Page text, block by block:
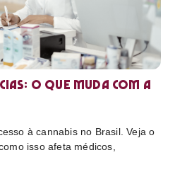
o que muda com a
à cannabis no Brasil. Veja o
isso afeta médicos,